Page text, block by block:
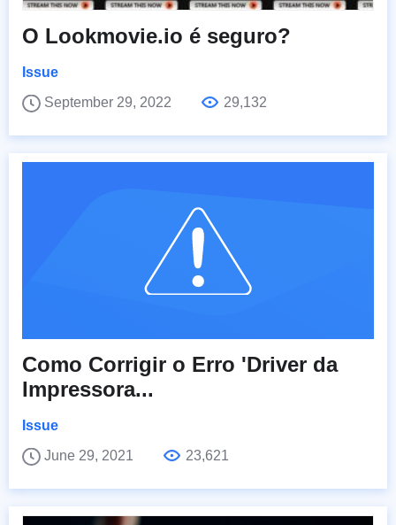
O Lookmovie.io é seguro?
Issue
September 29, 2022
29,132
Como Corrigir o Erro 'Driver da
Impressora...
Issue
June 29, 2021
23,621